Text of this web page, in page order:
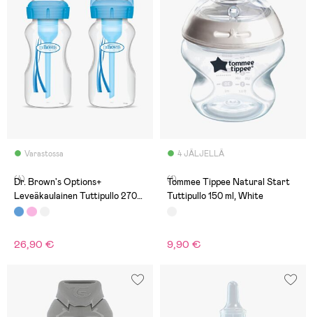
Varastossa
(4)
Dr. Brown's Options+
Leveäkaulainen Tuttipullo 270
ml 2-pack, Sininen
26,90 €
4 JÄLJELLÄ
(1)
Tommee Tippee Natural Start
Tuttipullo 150 ml, White
9,90 €